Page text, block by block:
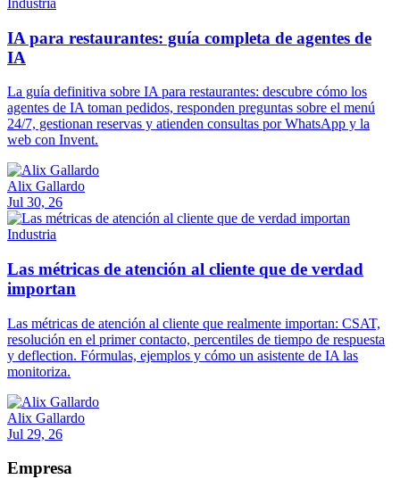
IA para restaurantes: guía completa de agentes de
IA
La guía definitiva sobre IA para restaurantes: descubre cómo los
agentes de IA toman pedidos, responden preguntas sobre el menú
24/7, gestionan reservas y atienden consultas por WhatsApp y la
web con Invent.
Alix Gallardo
Jul 30, 26
Industria
Las métricas de atención al cliente que de verdad
importan
Las métricas de atención al cliente que realmente importan: CSAT,
resolución en el primer contacto, percentiles de tiempo de respuesta
y deflection. Fórmulas, ejemplos y cómo un asistente de IA las
monitoriza.
Alix Gallardo
Jul 29, 26
Empresa